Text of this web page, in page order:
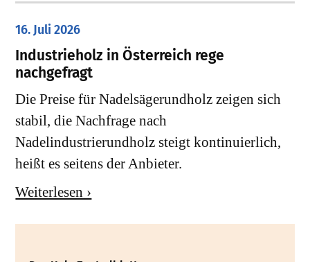
16. Juli 2026
Industrieholz in Österreich rege
nachgefragt
Die Preise für Nadelsägerundholz zeigen sich
stabil, die Nachfrage nach
Nadelindustrierundholz steigt kontinuierlich,
heißt es seitens der Anbieter.
Weiterlesen ›